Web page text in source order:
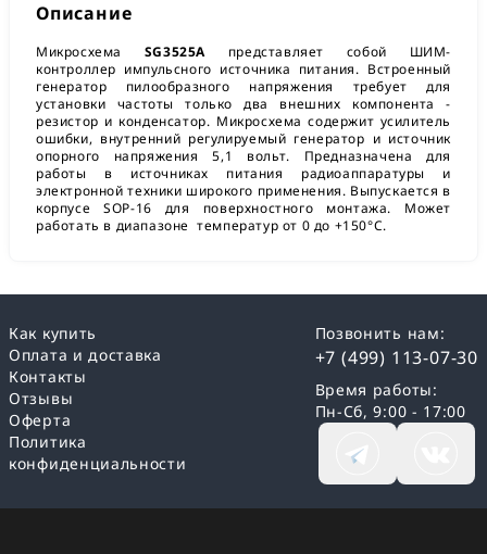
Описание
Микросхема SG3525A представляет собой ШИМ-
контроллер импульсного источника питания. Встроенный
генератор пилообразного напряжения требует для
установки частоты только два внешних компонента -
резистор и конденсатор. Микросхема содержит усилитель
ошибки, внутренний регулируемый генератор и источник
опорного напряжения 5,1 вольт. Предназначена для
работы в источниках питания радиоаппаратуры и
электронной техники широкого применения. Выпускается в
корпусе SOP-16 для поверхностного монтажа. Может
работать в диапазоне температур от 0 до +150°C.
Как купить
Оплата и доставка
Контакты
Отзывы
Оферта
Политика
конфиденциальности
Позвонить нам:
+7 (499) 113-07-30
Время работы:
Пн-Сб, 9:00 - 17:00